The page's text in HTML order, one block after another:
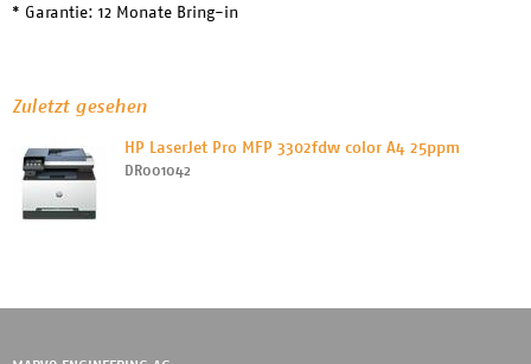
* Garantie: 12 Monate Bring-in
Zuletzt gesehen
HP LaserJet Pro MFP 3302fdw color A4 25ppm
DR001042